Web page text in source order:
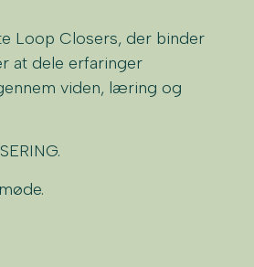
Loop Closers, der binder
at dele erfaringer
viden, læring og